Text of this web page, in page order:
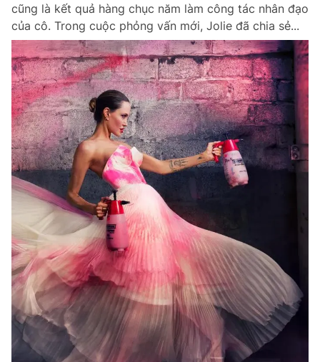
cũng là kết quả hàng chục năm làm công tác nhân đạo
của cô. Trong cuộc phỏng vấn mới, Jolie đã chia sẻ...